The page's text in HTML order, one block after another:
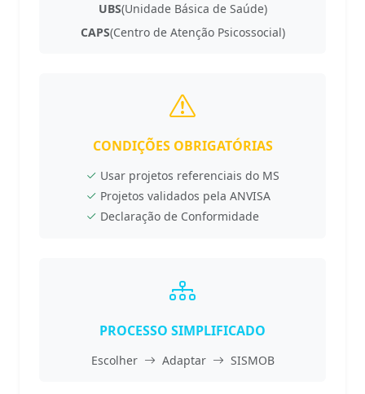
UBS(Unidade Básica de Saúde)
CAPS(Centro de Atenção Psicossocial)
CONDIÇÕES OBRIGATÓRIAS
Usar projetos referenciais do MS
Projetos validados pela ANVISA
Declaração de Conformidade
PROCESSO SIMPLIFICADO
Escolher Adaptar SISMOB